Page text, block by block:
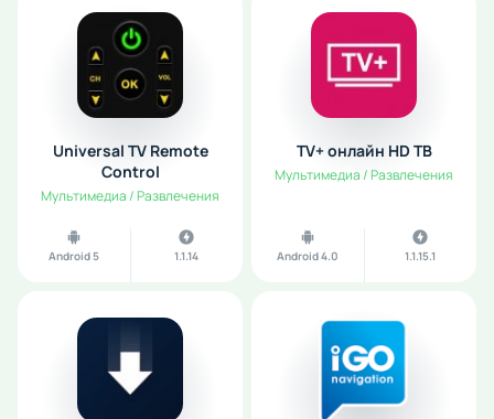
Universal TV Remote
Control
Мультимедиа / Развлечения
Android 5 1.1.14
TV+ онлайн HD ТВ
Мультимедиа / Развлечения
Android 4.0 1.1.15.1